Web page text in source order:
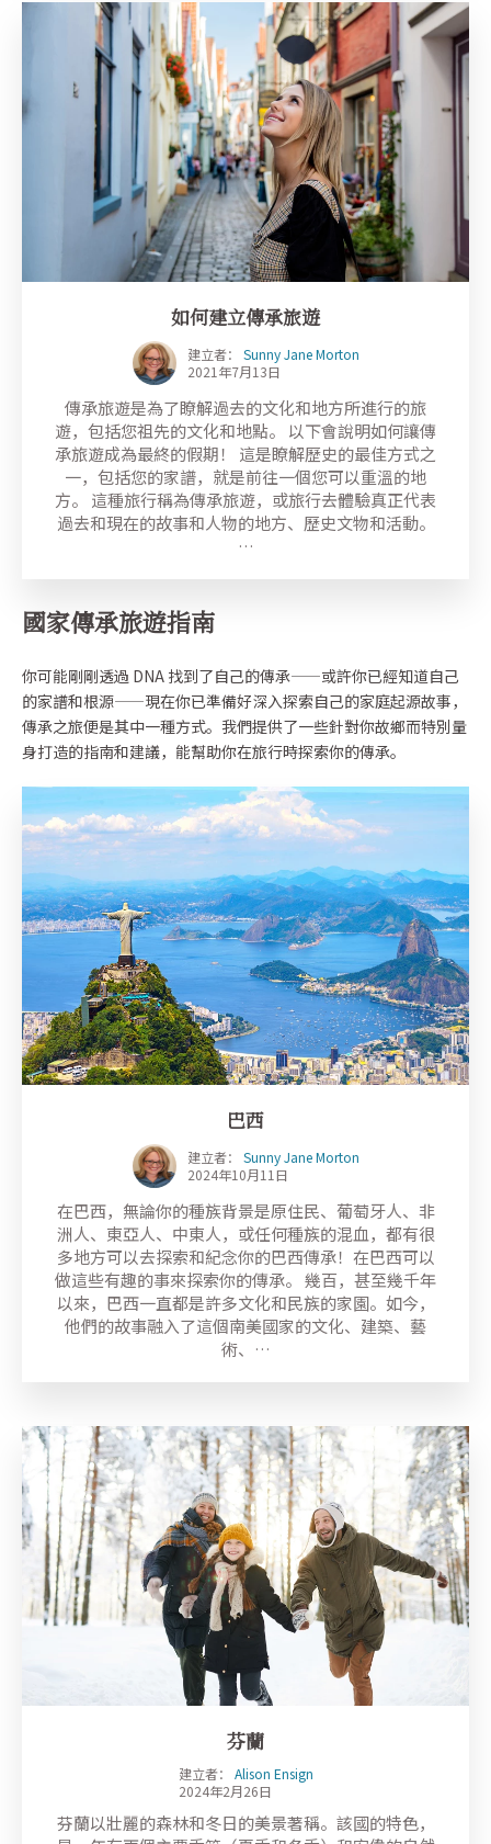
如何建立傳承旅遊
建立者： Sunny Jane Morton
2021年7月13日
傳承旅遊是為了瞭解過去的文化和地方所進行的旅
遊，包括您祖先的文化和地點。 以下會說明如何讓傳
承旅遊成為最終的假期！ 這是瞭解歷史的最佳方式之
一，包括您的家譜，就是前往一個您可以重溫的地
方。 這種旅行稱為傳承旅遊，或旅行去體驗真正代表
過去和現在的故事和人物的地方、歷史文物和活動。
…
國家傳承旅遊指南
你可能剛剛透過 DNA 找到了自己的傳承——或許你已經知道自己
的家譜和根源——現在你已準備好深入探索自己的家庭起源故事，
傳承之旅便是其中一種方式。我們提供了一些針對你故鄉而特別量
身打造的指南和建議，能幫助你在旅行時探索你的傳承。
巴西
建立者： Sunny Jane Morton
2024年10月11日
在巴西，無論你的種族背景是原住民、葡萄牙人、非
洲人、東亞人、中東人，或任何種族的混血，都有很
多地方可以去探索和紀念你的巴西傳承！在巴西可以
做這些有趣的事來探索你的傳承。 幾百，甚至幾千年
以來，巴西一直都是許多文化和民族的家園。如今，
他們的故事融入了這個南美國家的文化、建築、藝
術、…
芬蘭
建立者： Alison Ensign
2024年2月26日
芬蘭以壯麗的森林和冬日的美景著稱。該國的特色，